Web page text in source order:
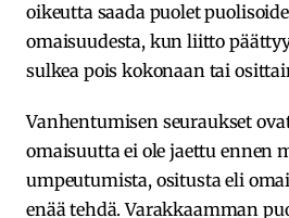
oikeutta saada puolet
omaisuudesta, kun liitto
sulkea pois kokonaan tai
Vanhentumisen seuraukset
omaisuutta ei ole jaettu ennen
umpeutumista, ositusta eli
enää tehdä. Varakkaamman